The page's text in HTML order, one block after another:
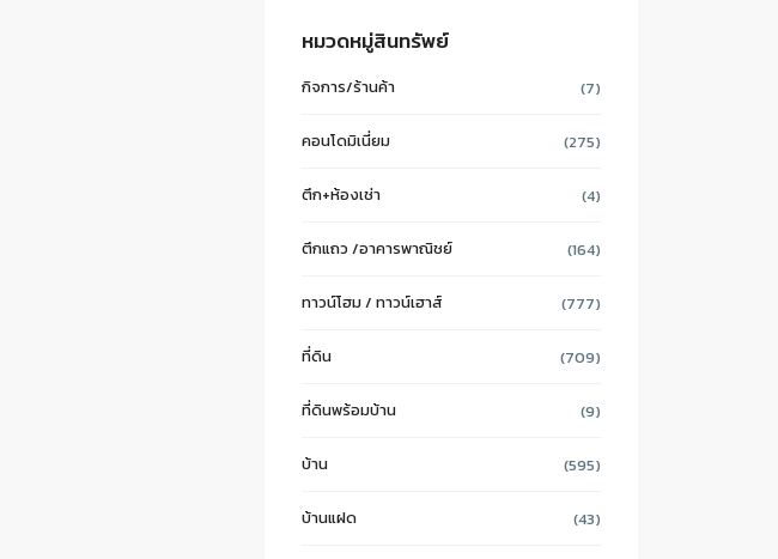
หมวดหมู่สินทรัพย์
กิจการ/ร้านค้า (7)
คอนโดมิเนี่ยม (275)
ตึก+ห้องเช่า (4)
ตึกแถว /อาคารพาณิชย์ (164)
ทาวน์โฮม / ทาวน์เฮาส์ (777)
ที่ดิน (709)
ที่ดินพร้อมบ้าน (9)
บ้าน (595)
บ้านแฝด (43)